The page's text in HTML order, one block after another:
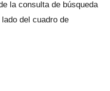
la consulta de búsqueda
del cuadro de